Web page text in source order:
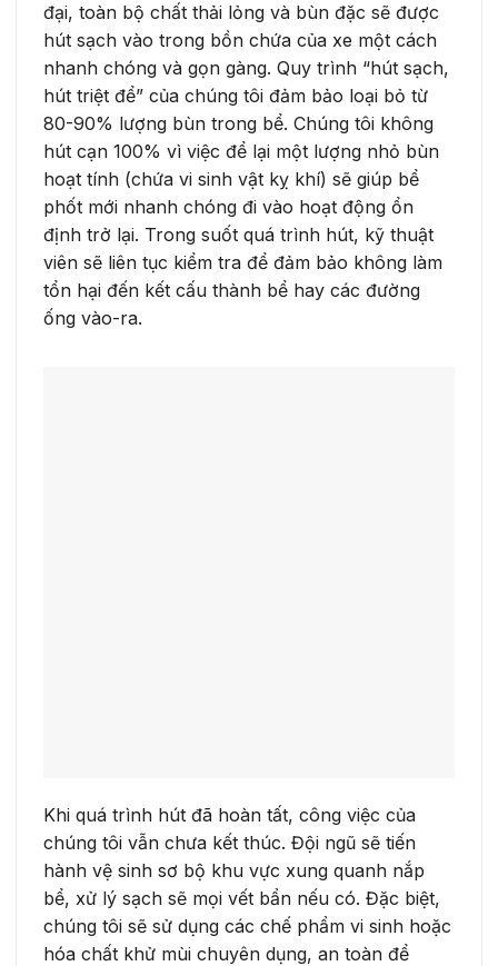
đại, toàn bộ chất thải lỏng và bùn đặc sẽ được
hút sạch vào trong bồn chứa của xe một cách
nhanh chóng và gọn gàng. Quy trình “hút sạch,
hút triệt để” của chúng tôi đảm bảo loại bỏ từ
80-90% lượng bùn trong bể. Chúng tôi không
hút cạn 100% vì việc để lại một lượng nhỏ bùn
hoạt tính (chứa vi sinh vật kỵ khí) sẽ giúp bể
phốt mới nhanh chóng đi vào hoạt động ổn
định trở lại. Trong suốt quá trình hút, kỹ thuật
viên sẽ liên tục kiểm tra để đảm bảo không làm
tổn hại đến kết cấu thành bể hay các đường
ống vào-ra.
Khi quá trình hút đã hoàn tất, công việc của
chúng tôi vẫn chưa kết thúc. Đội ngũ sẽ tiến
hành vệ sinh sơ bộ khu vực xung quanh nắp
bể, xử lý sạch sẽ mọi vết bẩn nếu có. Đặc biệt,
chúng tôi sẽ sử dụng các chế phẩm vi sinh hoặc
hóa chất khử mùi chuyên dụng, an toàn để